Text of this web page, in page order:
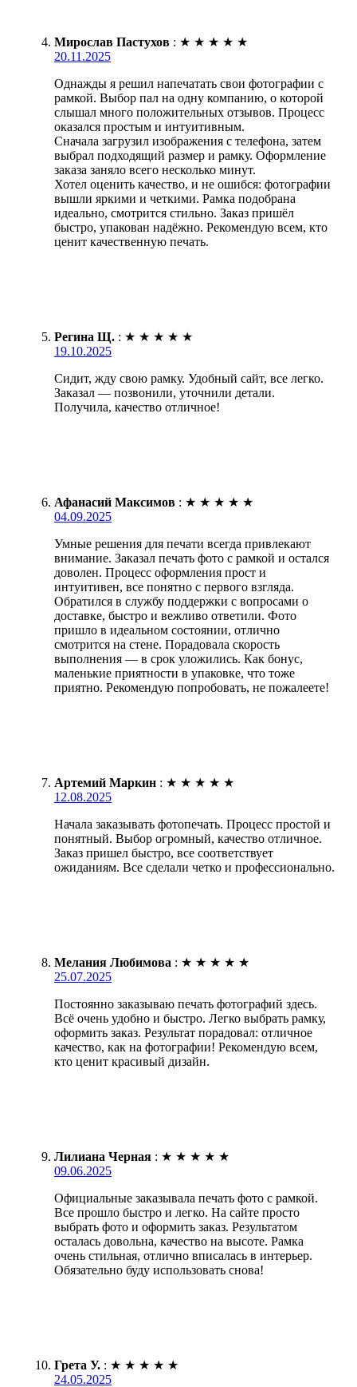
Мирослав Пастухов : ★ ★ ★ ★ ★
20.11.2025
Однажды я решил напечатать свои фотографии с
рамкой. Выбор пал на одну компанию, о которой
слышал много положительных отзывов. Процесс
оказался простым и интуитивным.
Сначала загрузил изображения с телефона, затем
выбрал подходящий размер и рамку. Оформление
заказа заняло всего несколько минут.
Хотел оценить качество, и не ошибся: фотографии
вышли яркими и четкими. Рамка подобрана
идеально, смотрится стильно. Заказ пришёл
быстро, упакован надёжно. Рекомендую всем, кто
ценит качественную печать.
Регина Щ. : ★ ★ ★ ★ ★
19.10.2025
Сидит, жду свою рамку. Удобный сайт, все легко.
Заказал — позвонили, уточнили детали.
Получила, качество отличное!
Афанасий Максимов : ★ ★ ★ ★ ★
04.09.2025
Умные решения для печати всегда привлекают
внимание. Заказал печать фото с рамкой и остался
доволен. Процесс оформления прост и
интуитивен, все понятно с первого взгляда.
Обратился в службу поддержки с вопросами о
доставке, быстро и вежливо ответили. Фото
пришло в идеальном состоянии, отлично
смотрится на стене. Порадовала скорость
выполнения — в срок уложились. Как бонус,
маленькие приятности в упаковке, что тоже
приятно. Рекомендую попробовать, не пожалеете!
Артемий Маркин : ★ ★ ★ ★ ★
12.08.2025
Начала заказывать фотопечать. Процесс простой и
понятный. Выбор огромный, качество отличное.
Заказ пришел быстро, все соответствует
ожиданиям. Все сделали четко и профессионально.
Мелания Любимова : ★ ★ ★ ★ ★
25.07.2025
Постоянно заказываю печать фотографий здесь.
Всё очень удобно и быстро. Легко выбрать рамку,
оформить заказ. Результат порадовал: отличное
качество, как на фотографии! Рекомендую всем,
кто ценит красивый дизайн.
Лилиана Черная : ★ ★ ★ ★ ★
09.06.2025
Официальные заказывала печать фото с рамкой.
Все прошло быстро и легко. На сайте просто
выбрать фото и оформить заказ. Результатом
осталась довольна, качество на высоте. Рамка
очень стильная, отлично вписалась в интерьер.
Обязательно буду использовать снова!
Грета У. : ★ ★ ★ ★ ★
24.05.2025